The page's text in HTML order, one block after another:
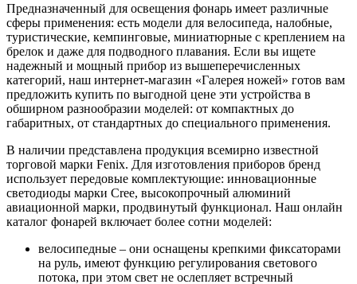
Предназначенный для освещения фонарь имеет различные
сферы применения: есть модели для велосипеда, налобные,
туристические, кемпинговые, миниатюрные с креплением на
брелок и даже для подводного плавания. Если вы ищете
надежный и мощный прибор из вышеперечисленных
категорий, наш интернет-магазин «Галерея ножей» готов вам
предложить купить по выгодной цене эти устройства в
обширном разнообразии моделей: от компактных до
габаритных, от стандартных до специального применения.
В наличии представлена продукция всемирно известной
торговой марки Fenix. Для изготовления приборов бренд
использует передовые комплектующие: инновационные
светодиоды марки Cree, высокопрочный алюминий
авиационной марки, продвинутый функционал. Наш онлайн
каталог фонарей включает более сотни моделей:
велосипедные – они оснащены крепкими фиксаторами
на руль, имеют функцию регулирования светового
потока, при этом свет не ослепляет встречный